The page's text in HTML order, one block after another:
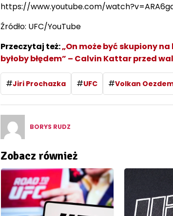
https://www.youtube.com/
Źródło: UFC/YouTube
Przeczytaj też:„On może być skupiony
byłoby błędem” – Calvin Kattar przed
#Jiri Prochazka #UFC #Volkan
BORYS RUDZ
Zobacz również